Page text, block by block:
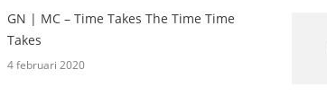
GN | MC – Time Takes The Time Time
Takes
4 februari 2020